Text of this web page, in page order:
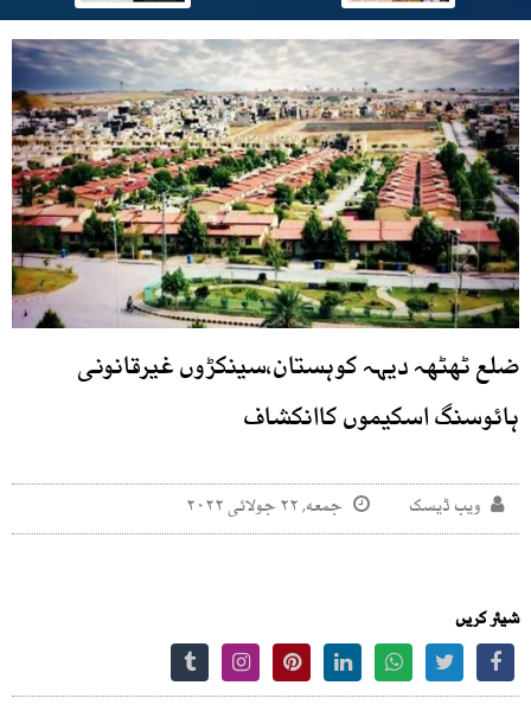
ضلع ٹھٹھہ دیہہ کوہستان،سینکڑوں غیرقانونی
ہائوسنگ اسکیموں کاانکشاف
ویب ڈیسک جمعه, ۲۲ جولائی ۲۰۲۲
شیئر کریں